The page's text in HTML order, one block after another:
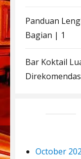
Panduan
Bagian | 1
Bar Koktail
October